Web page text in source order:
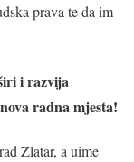
prava te da im
i razvija
radna mjesta!
Zlatar, a uime